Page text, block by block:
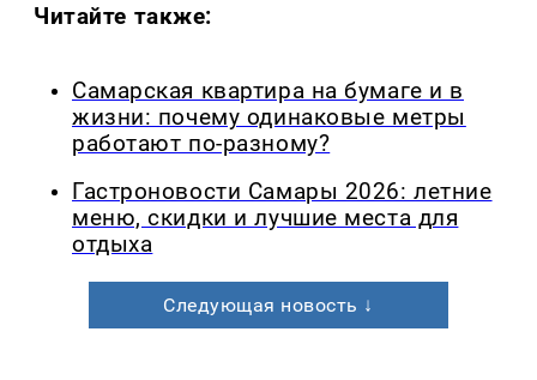
Читайте также:
Самарская квартира на бумаге и в
жизни: почему одинаковые метры
работают по-разному?
Гастроновости Самары 2026: летние
меню, скидки и лучшие места для
отдыха
Следующая новость ↓